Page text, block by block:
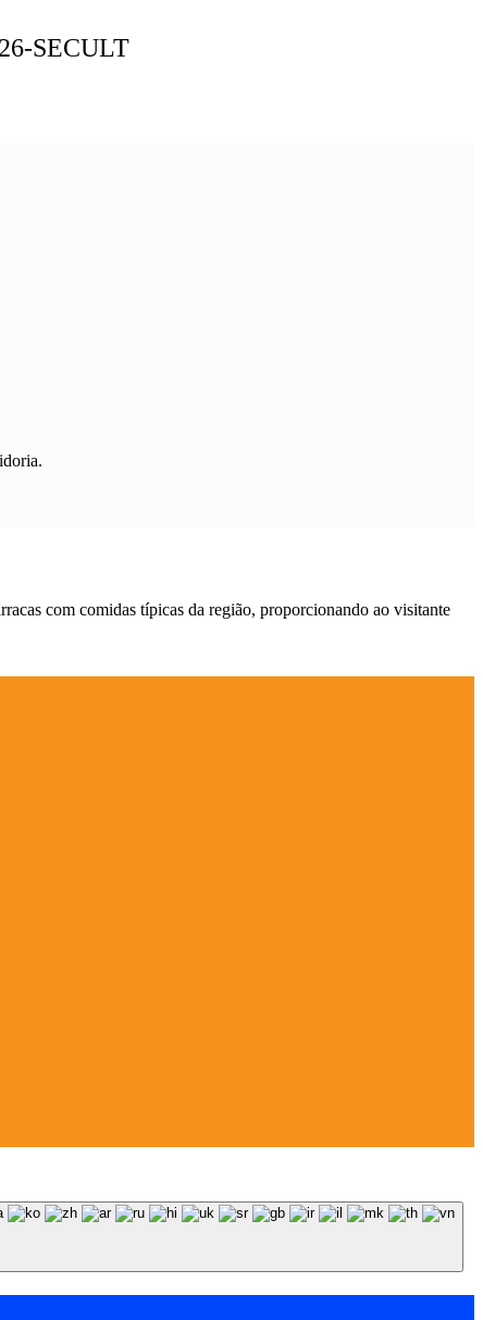
SECULT
com comidas típicas da região, proporcionando ao visitante